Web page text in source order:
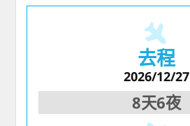
去程
2026/12/27
8天6夜